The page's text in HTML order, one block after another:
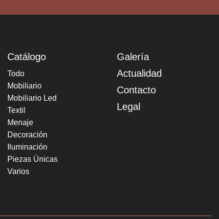
Catálogo
Todo
Mobiliario
Mobiliario Led
Textil
Menaje
Decoración
Iluminación
Piezas Únicas
Varios
Galería
Actualidad
Contacto
Legal